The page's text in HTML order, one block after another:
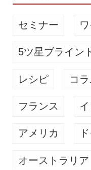
セミナー
5ツ星ブライン
レシピ コ
フランス
アメリカ
オーストラリア